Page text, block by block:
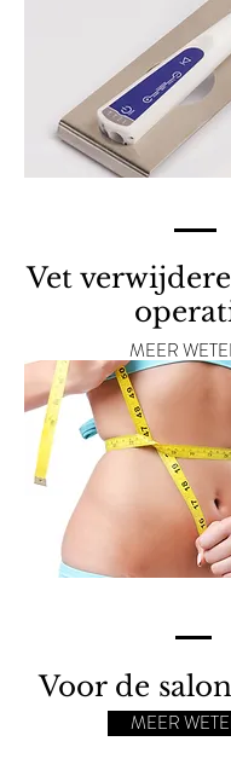
Vet
MEER
Voor de
MEER